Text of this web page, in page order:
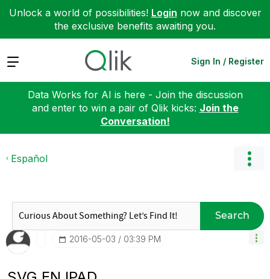
Unlock a world of possibilities! Login now and discover
the exclusive benefits awaiting you.
Expand Sign In / Register
Data Works for AI is here - Join the discussion
and enter to win a pair of Qlik kicks: Join the
Conversation!
Español
Search
‎2016-05-03 03:39 PM